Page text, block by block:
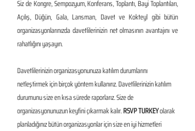
Siz de Kongre, Sempozyum, Konferans, Toplantı, Bayi Toplantıları,
Açılış, Düğün, Gala, Lansman, Davet ve Kokteyl gibi bütün
organizasyonlarınızda davetlilerinizin net olmasının avantajını ve
rahatlığını yaşayın.
Davetlilerinizin organizasyonunuza katılım durumlarını
netleştirmek için birçok yöntem kullanırız. Davetlilerinizin katılım
durumunu size en kısa sürede raporlarız. Size de
organizasyonunuzun keyfini çıkarmak kalır. RSVP TURKEY olarak
planladığınız bütün organizasyonlar için size en iyi hizmetleri